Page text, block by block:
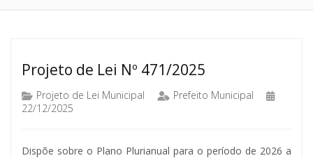
Projeto de Lei Nº 471/2025
Projeto de Lei Municipal
Prefeito Municipal
22/12/2025
Dispõe sobre o Plano Plurianual para o período de 2026 a